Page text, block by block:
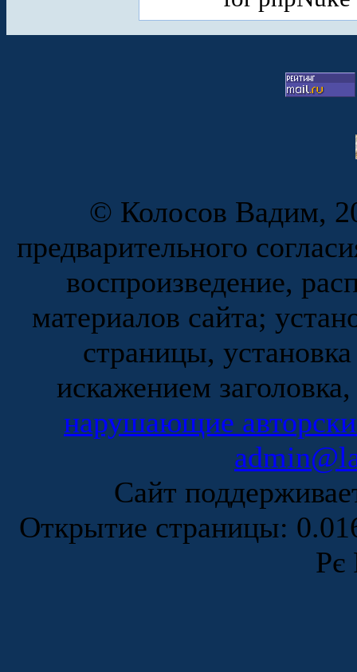
© Колосов Вадим,
предварительного
воспроизведение,
материалов сайта;
страницы,
искажением
нарушающие
Сайт
Открытие страницы:
Рє